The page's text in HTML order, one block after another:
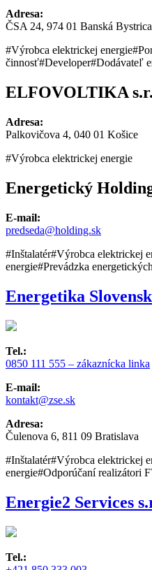
Adresa:
ČSA 24, 974 01 Banská Bystrica
#Výrobca elektrickej energie
činnosť#Developer#Dodávateľ
ELFOVOLTIKA
Adresa:
Palkovičova 4, 040 01 Košice
#Výrobca elektrickej energie
Energetický
E-mail:
predseda@holding.sk
#Inštalatér#Výrobca elektrickej
energie#Prevádzka
Energetika
Tel.:
0850 111 555 – zákaznícka linka
E-mail:
kontakt@zse.sk
Adresa:
Čulenova 6, 811 09 Bratislava
#Inštalatér#Výrobca elektrickej
energie#Odporúčaní realizátori
Energie2 Services
Tel.: